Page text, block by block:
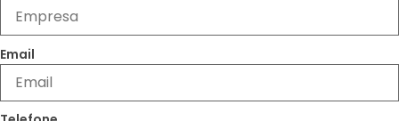
Email